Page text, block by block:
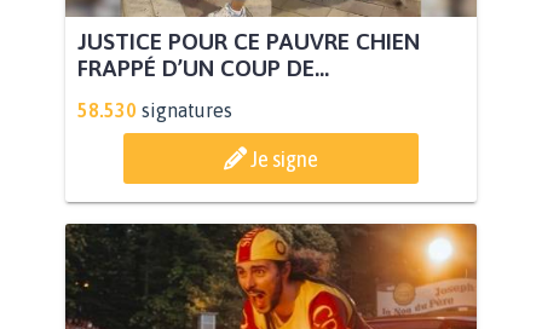
JUSTICE POUR CE PAUVRE CHIEN
FRAPPÉ D’UN COUP DE...
58.530 signatures
Je signe